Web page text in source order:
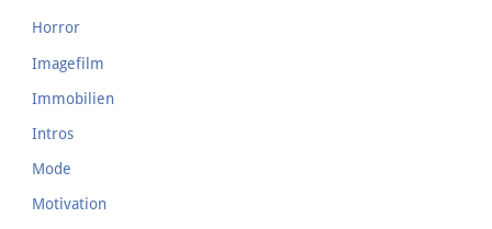
Horror
Imagefilm
Immobilien
Intros
Mode
Motivation